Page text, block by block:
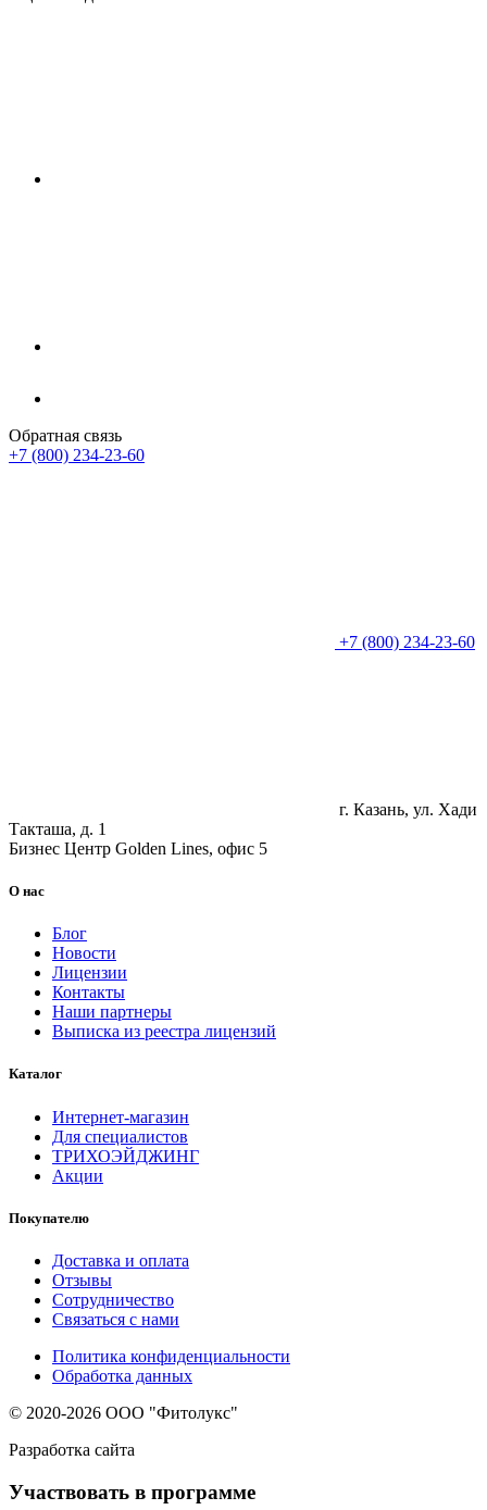
Обратная связь
+7 (800) 234-23-60
+7 (800) 234-23-60
г. Казань, ул. Хади
Такташа, д. 1
Бизнес Центр Golden Lines, офис 5
О нас
Блог
Новости
Лицензии
Контакты
Наши партнеры
Выписка из реестра лицензий
Каталог
Интернет-магазин
Для специалистов
ТРИХОЭЙДЖИНГ
Акции
Покупателю
Доставка и оплата
Отзывы
Сотрудничество
Связаться с нами
Политика конфиденциальности
Обработка данных
© 2020-2026 ООО "Фитолукс"
Разработка сайта
Участвовать в программе